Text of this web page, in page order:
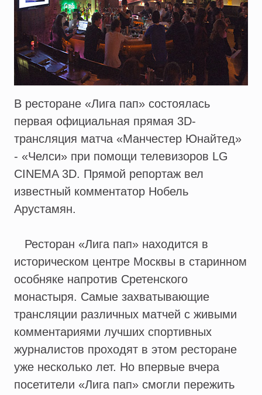
В ресторане «Лига пап» состоялась
первая официальная прямая 3D-
трансляция матча «Манчестер Юнайтед»
- «Челси» при помощи телевизоров LG
CINEMA 3D. Прямой репортаж вел
известный комментатор Нобель
Арустамян.
Ресторан «Лига пап» находится в
историческом центре Москвы в старинном
особняке напротив Сретенского
монастыря. Самые захватывающие
трансляции различных матчей с живыми
комментариями лучших спортивных
журналистов проходят в этом ресторане
уже несколько лет. Но впервые вчера
посетители «Лига пап» смогли пережить